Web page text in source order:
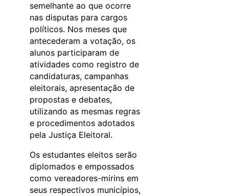
semelhante ao que ocorre
nas disputas para cargos
políticos. Nos meses que
antecederam a votação, os
alunos participaram de
atividades como registro de
candidaturas, campanhas
eleitorais, apresentação de
propostas e debates,
utilizando as mesmas regras
e procedimentos adotados
pela Justiça Eleitoral.
Os estudantes eleitos serão
diplomados e empossados
como vereadores-mirins em
seus respectivos municípios,